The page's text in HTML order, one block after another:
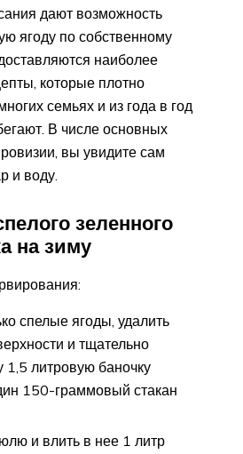
дают возможность
ягоду по собственному
наиболее
которые плотно
семьях и из года в год
В числе основных
вы увидите сам
и воду.
зеленного
на зиму
спелые ягоды, удалить
и тщательно
литровую баночку
150-граммовый стакан
и влить в нее 1 литр